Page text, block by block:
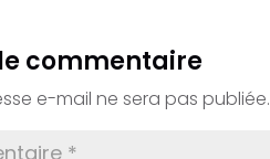
commentaire
e-mail ne sera pas publiée.